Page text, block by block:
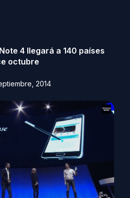
4 llegará a 140 países
octubre
2014